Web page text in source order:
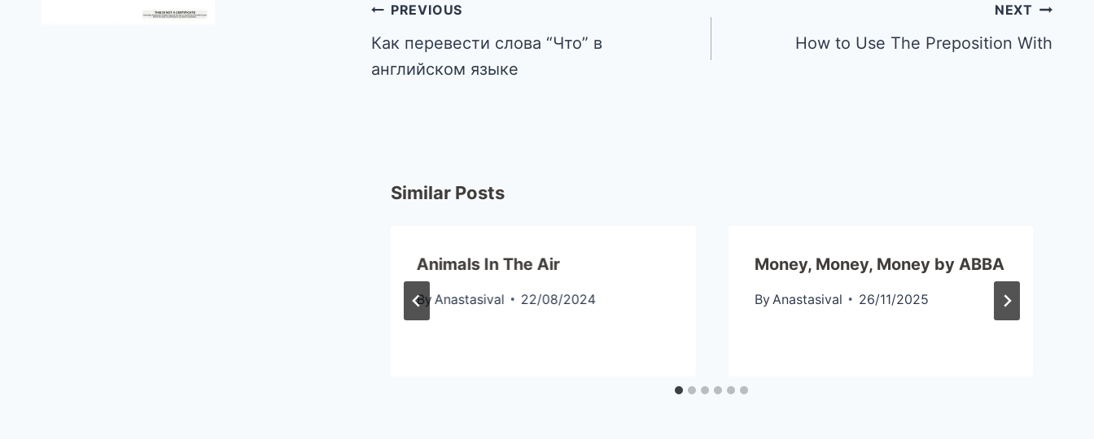
PREVIOUS
Как перевести слова “Что” в
английском языке
NEXT
How to Use The Preposition With
Similar Posts
Animals In The Air
ByAnastasival 22/08/2024
Money, Money, Money by ABBA
By Anastasival 26/11/2025